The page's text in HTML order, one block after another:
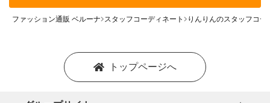
ファッション通販 ベルーナ スタッフコーディネート りんりんのスタッフコー
トップページへ